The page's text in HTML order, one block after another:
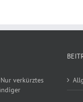
verkürztes